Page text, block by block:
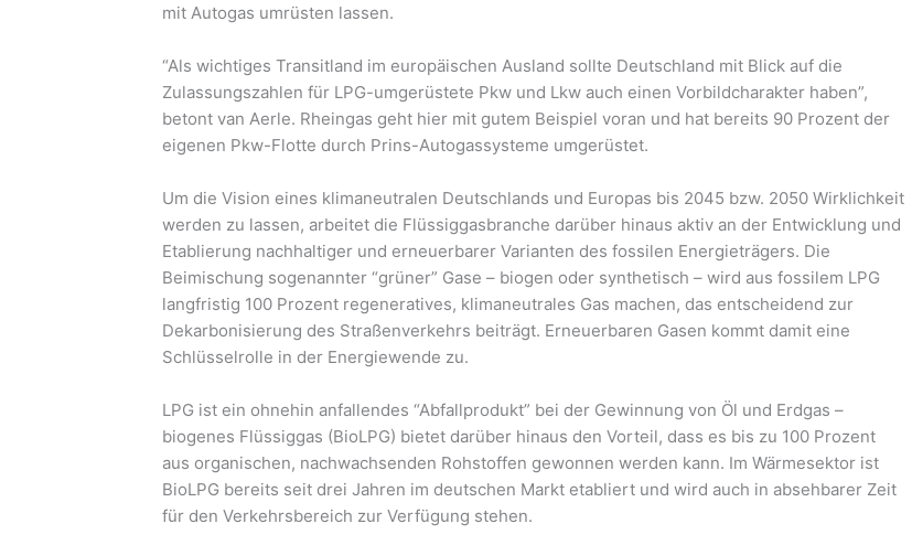
mit Autogas umrüsten lassen.
“Als wichtiges Transitland im europäischen Ausland sollte Deutschland mit Blick auf die
Zulassungszahlen für LPG-umgerüstete Pkw und Lkw auch einen Vorbildcharakter haben”,
betont van Aerle. Rheingas geht hier mit gutem Beispiel voran und hat bereits 90 Prozent der
eigenen Pkw-Flotte durch Prins-Autogassysteme umgerüstet.
Um die Vision eines klimaneutralen Deutschlands und Europas bis 2045 bzw. 2050 Wirklichkeit
werden zu lassen, arbeitet die Flüssiggasbranche darüber hinaus aktiv an der Entwicklung und
Etablierung nachhaltiger und erneuerbarer Varianten des fossilen Energieträgers. Die
Beimischung sogenannter “grüner” Gase – biogen oder synthetisch – wird aus fossilem LPG
langfristig 100 Prozent regeneratives, klimaneutrales Gas machen, das entscheidend zur
Dekarbonisierung des Straßenverkehrs beiträgt. Erneuerbaren Gasen kommt damit eine
Schlüsselrolle in der Energiewende zu.
LPG ist ein ohnehin anfallendes “Abfallprodukt” bei der Gewinnung von Öl und Erdgas –
biogenes Flüssiggas (BioLPG) bietet darüber hinaus den Vorteil, dass es bis zu 100 Prozent
aus organischen, nachwachsenden Rohstoffen gewonnen werden kann. Im Wärmesektor ist
BioLPG bereits seit drei Jahren im deutschen Markt etabliert und wird auch in absehbarer Zeit
für den Verkehrsbereich zur Verfügung stehen.